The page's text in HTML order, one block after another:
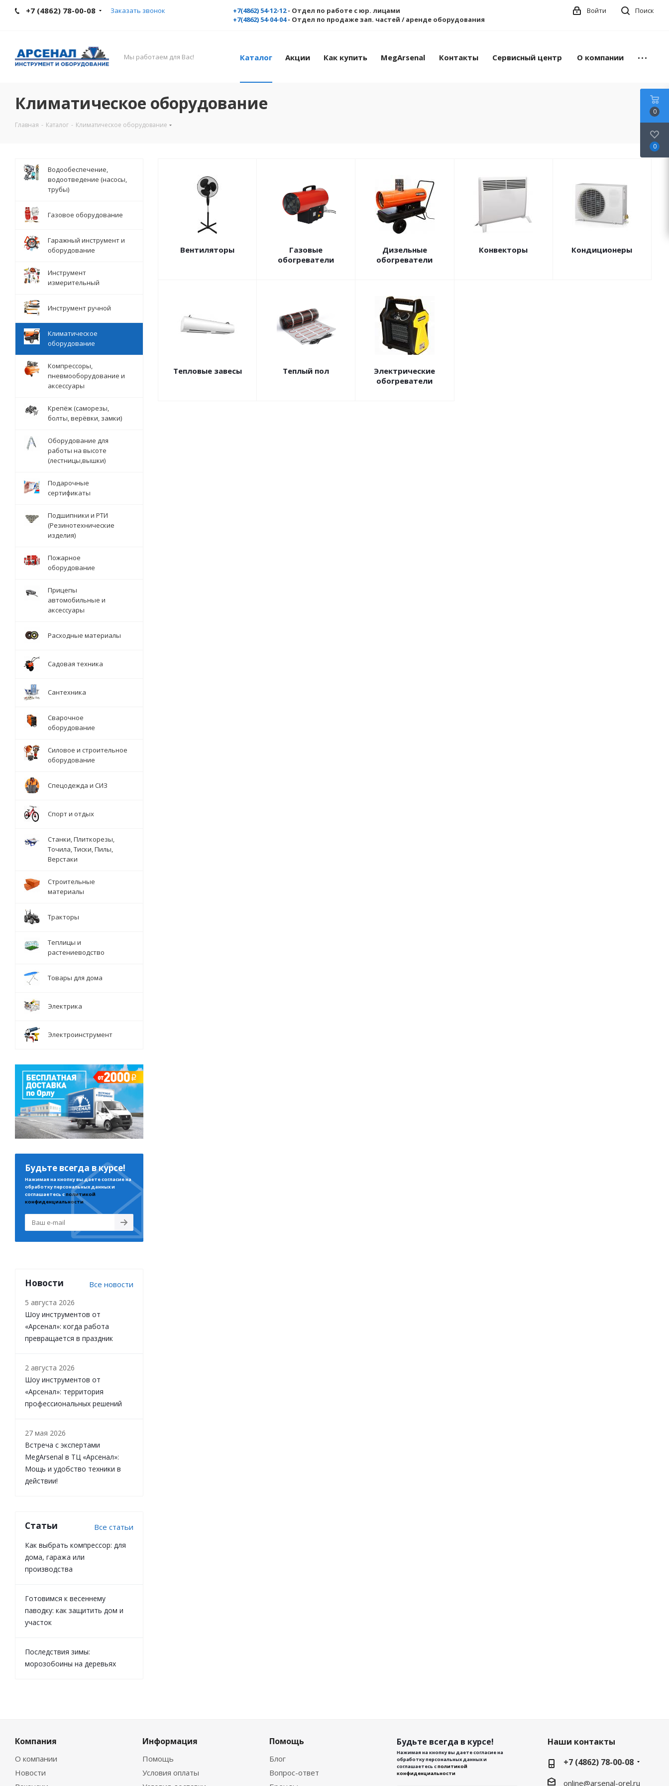
+7 (4862) 78-00-08 Заказать звонок +7(4862) 54-12-12- Отдел по работе с юр. лицами
+7(4862) 54-04-04- Отдел по продаже зап. частей / аренде оборудования
Поиск
Войти
Мы работаем для Вас! Каталог Акции Как купить MegArsenal Контакты Сервисный центр О компании
Климатическое оборудование
Главная - Каталог - Климатическое оборудование
Вентиляторы
Газовые
обогреватели
Дизельные
обогреватели
Конвекторы Кондиционеры
Тепловые завесы Теплый пол
Электрические
обогреватели
Водообеспечение,
водоотведение (насосы,
трубы)
Газовое оборудование
Гаражный инструмент и
оборудование
Инструмент
измерительный
Инструмент ручной
Климатическое
оборудование
Компрессоры,
пневмооборудование и
аксессуары
Крепёж (саморезы,
болты, верёвки, замки)
Оборудование для
работы на высоте
(лестницы,вышки)
Подарочные
сертификаты
Подшипники и РТИ
(Резинотехнические
изделия)
Пожарное
оборудование
Прицепы
автомобильные и
аксессуары
Расходные материалы
Садовая техника
Сантехника
Сварочное
оборудование
Силовое и строительное
оборудование
Спецодежда и СИЗ
Спорт и отдых
Станки, Плиткорезы,
Точила, Тиски, Пилы,
Верстаки
Строительные
материалы
Тракторы
Теплицы и
растениеводство
Товары для дома
Электрика
Электроинструмент
Будьте всегда в курсе!
Нажимая на кнопку вы даете согласие на
обработку персональных данных и
соглашаетесь сполитикой
конфиденциальности
Новости Все новости
5 августа 2026
Шоу инструментов от
«Арсенал»: когда работа
превращается в праздник
2 августа 2026
Шоу инструментов от
«Арсенал»: территория
профессиональных решений
27 мая 2026
Встреча с экспертами
MegArsenal в ТЦ «Арсенал»:
Мощь и удобство техники в
действии!
Статьи Все статьи
Как выбрать компрессор: для
дома, гаража или
производства
Готовимся к весеннему
паводку: как защитить дом и
участок
Последствия зимы:
морозобоины на деревьях
Компания
О компании
Новости
Информация
Помощь
Условия оплаты
Помощь
Блог
Вопрос-ответ
Будьте всегда в курсе!
Нажимая на кнопку вы даете согласие на
обработку персональных данных и
соглашаетесь сполитикой
конфиденциальности
Наши контакты
+7 (4862) 78-00-08
online@arsenal-orel.ru
0
0